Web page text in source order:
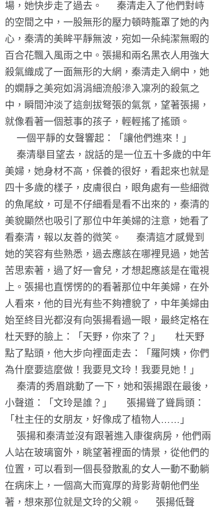
場，她快步走了過去。 秦清走入了他們對峙
的空間之中，一股無形的壓力頓時籠罩了她的內
心，秦清的美眸平靜無波，宛如一朵純潔無暇的
百合花飄入風雨之中。張揚和兩名黑衣人用強大
殺氣織成了一面無形的大網，秦清走入網中，她
的嫻靜之美宛如涓涓細流般滲入凜冽的殺氣之
中，瞬間沖淡了這劍拔弩張的氣氛，望著張揚，
就像看著一個惹事的孩子，輕輕搖了搖頭。
一個平靜的女聲響起：「讓他們進來！」
秦清舉目望去，說話的是一位五十多歲的中年
美婦，她身材不高，保養的很好，看起來也就是
四十多歲的樣子，皮膚很白，眼角處有一些細微
的魚尾紋，可是不仔細看是看不出來的，秦清的
美貌顯然也吸引了那位中年美婦的注意，她看了
看秦清，報以友善的微笑。 秦清這才感覺到
她的笑容有些熟悉，過去應該在哪裡見過，她苦
苦思索著，過了好一會兒，才想起應該是在電視
上。張揚也直愣愣的的看著那位中年美婦，在外
人看來，他的目光有些不夠禮貌了，中年美婦由
始至終目光都沒有向張揚看過一眼，最終定格在
杜天野的臉上：「天野，你來了？」 杜天野
點了點頭，他大步向裡面走去：「羅阿姨，你們
為什麼要這麼做！我要見文玲！我要見她！」
秦清的秀眉跳動了一下，她和張揚跟在最後，
小聲道：「文玲是誰？」 張揚聳了聳肩頭：
「杜主任的女朋友，好像成了植物人……」
張揚和秦清並沒有跟著進入康復病房，他們兩
人站在玻璃窗外，眺望著裡面的情景，從他們的
位置，可以看到一個長發散亂的女人一動不動躺
在病床上，一個高大而寬厚的背影背朝他們坐
著，想來那位就是文玲的父親。 張揚低聲